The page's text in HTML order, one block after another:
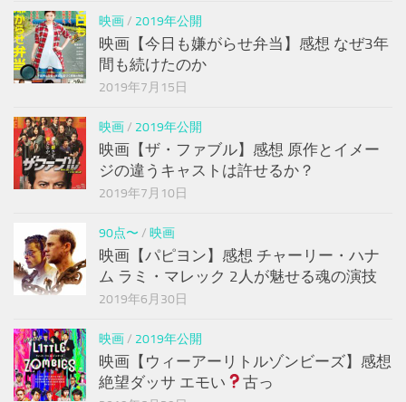
映画/ 2019年公開
映画【今日も嫌がらせ弁当】感想 なぜ3年
間も続けたのか
2019年7月15日
映画/ 2019年公開
映画【ザ・ファブル】感想 原作とイメー
ジの違うキャストは許せるか？
2019年7月10日
90点〜 / 映画
映画【パピヨン】感想 チャーリー・ハナ
ム ラミ・マレック 2人が魅せる魂の演技
2019年6月30日
映画/ 2019年公開
映画【ウィーアーリトルゾンビーズ】感想
絶望ダッサ エモい
古っ